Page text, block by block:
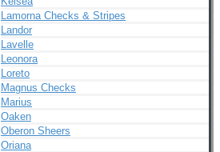
Lamorna Checks & Stripes
Landor
Lavelle
Leonora
Loreto
Magnus Checks
Marius
Oaken
Oberon Sheers
Oriana